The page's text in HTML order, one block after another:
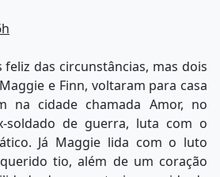
feliz das circunstâncias, mas dois
e Finn, voltaram para casa
na cidade chamada Amor, no
soldado de guerra, luta com o
Já Maggie lida com o luto
tio, além de um coração